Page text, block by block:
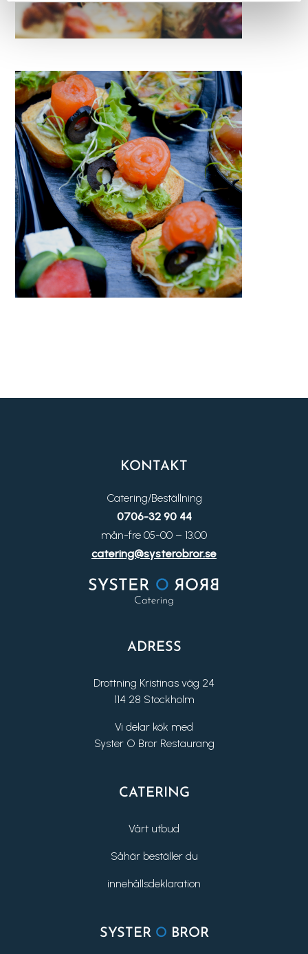
KONTAKT
Catering/Beställning
0706-32 90 44
mån-fre 05-00 – 13.00
catering@systerobror.se
ADRESS
Drottning Kristinas väg 24
114 28 Stockholm
Vi delar kök med
Syster O Bror Restaurang
CATERING
Vårt utbud
Såhär beställer du
innehållsdeklaration
SYSTER O BROR